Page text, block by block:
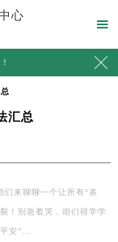
心


汇总
们来聊聊一个让所有“表
！别急着哭，咱们得学学
安”…